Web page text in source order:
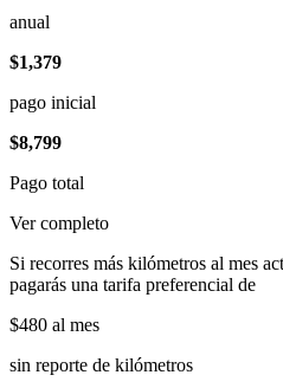
anual
$1,379
pago inicial
$8,799
Pago total
Ver completo
Si recorres más kilómetros al mes
pagarás una tarifa preferencial de
$480 al mes
sin reporte de kilómetros